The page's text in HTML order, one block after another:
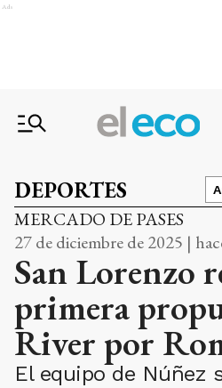
Ads
DEPORTES
MERCADO DE PASES
27 de diciembre de 2025 |
San Lorenzo
primera
River por
El equipo de Núñez